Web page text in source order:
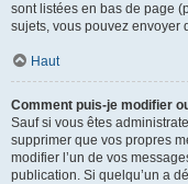
sont listées en bas de page
sujets, vous pouvez envoyer
Haut
Comment puis-je modifier
Sauf si vous êtes
supprimer que vos propres
modifier l’un de vos
publication. Si quelqu’un a